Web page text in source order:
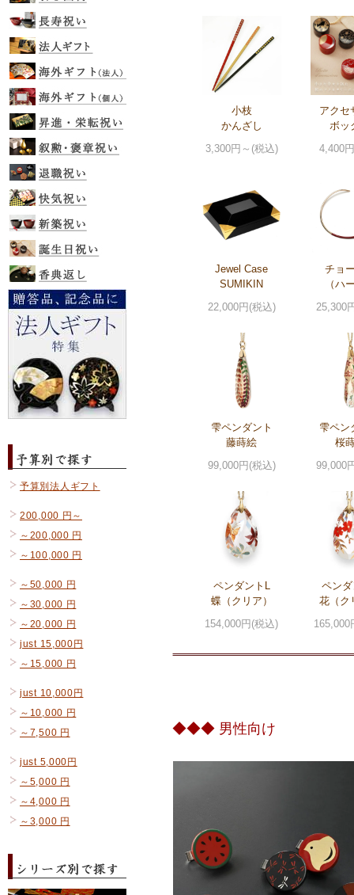
予算別法人ギフト
200,000 円～
～200,000 円
～100,000 円
～50,000 円
～30,000 円
～20,000 円
just 15,000円
～15,000 円
just 10,000円
～10,000 円
～7,500 円
just 5,000円
～5,000 円
～4,000 円
～3,000 円
小枝
かんざし
3,300円～(税込)
アクセ
ボッ
4,400
Jewel Case
SUMIKIN
22,000円(税込)
チョ
（ハ
25,300
雫ペンダント
藤蒔絵
99,000円(税込)
雫ペン
桜
99,000
ペンダントL
蝶（クリア）
154,000円(税込)
ペン
花（ク
165,000
◆◆◆ 男性向け